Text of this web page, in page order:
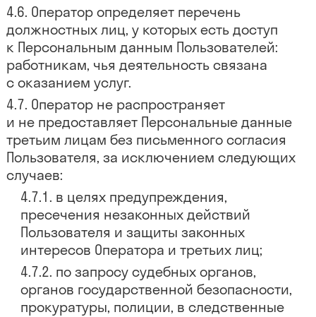
Оператор определяет перечень
должностных лиц, у которых есть доступ
к Персональным данным Пользователей:
работникам, чья деятельность связана
с оказанием услуг.
Оператор не распространяет
и не предоставляет Персональные данные
третьим лицам без письменного согласия
Пользователя, за исключением следующих
случаев:
в целях предупреждения,
пресечения незаконных действий
Пользователя и защиты законных
интересов Оператора и третьих лиц;
по запросу судебных органов,
органов государственной безопасности,
прокуратуры, полиции, в следственные